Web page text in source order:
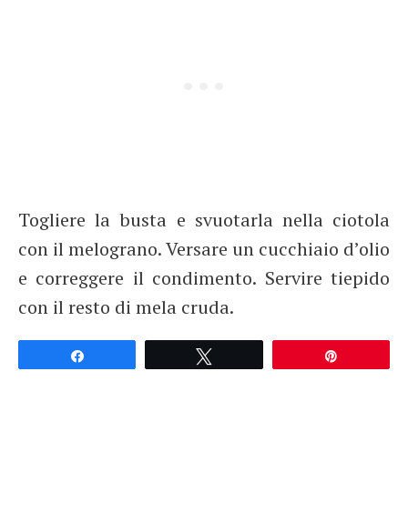
Togliere la busta e svuotarla nella ciotola
con il melograno. Versare un cucchiaio d’olio
e correggere il condimento. Servire tiepido
con il resto di mela cruda.